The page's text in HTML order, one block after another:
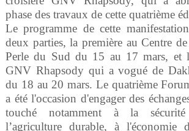
phase des travaux de cette quatrième
Le programme de cette
deux parties, la première au Centre
Perle du Sud du 15 au 17 mars, et
GNV Rhapsody qui a vogué de
du 18 au 20 mars. Le quatrième
a été l'occasion d'engager des
touché notamment à la
l’agriculture durable, à l'économie